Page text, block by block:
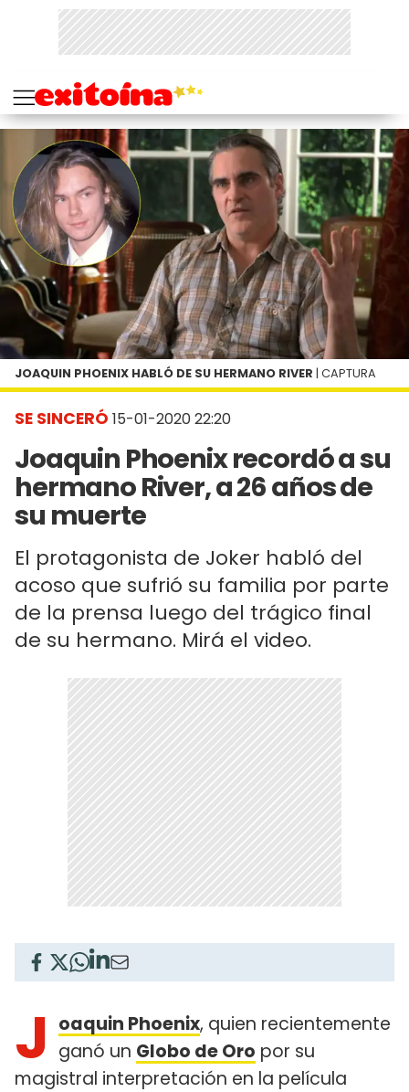
SE SINCERÓ 15-01-2020 22:20
Joaquin Phoenix recordó a su
hermano River, a 26 años de
su muerte
El protagonista de Joker habló del
acoso que sufrió su familia por parte
de la prensa luego del trágico final
de su hermano. Mirá el video.
JOAQUIN PHOENIX HABLÓ DE SU HERMANO RIVER | CAPTURA
J oaquin Phoenix, quien recientemente
ganó un Globo de Oro por su
magistral interpretación en la película